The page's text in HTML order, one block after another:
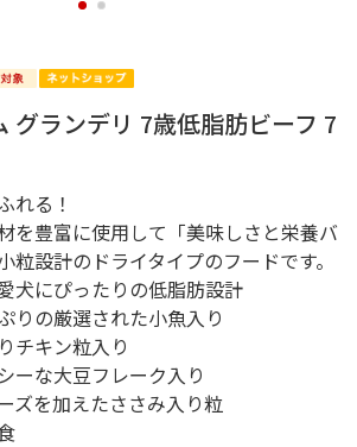
1 2
グランデリ 7歳低脂肪ビーフ 7
れる！
を豊富に使用して「美味しさと栄養バ
粒設計のドライタイプのフードです。
犬にぴったりの低脂肪設計
りの厳選された小魚入り
チキン粒入り
ーな大豆フレーク入り
ズを加えたささみ入り粒